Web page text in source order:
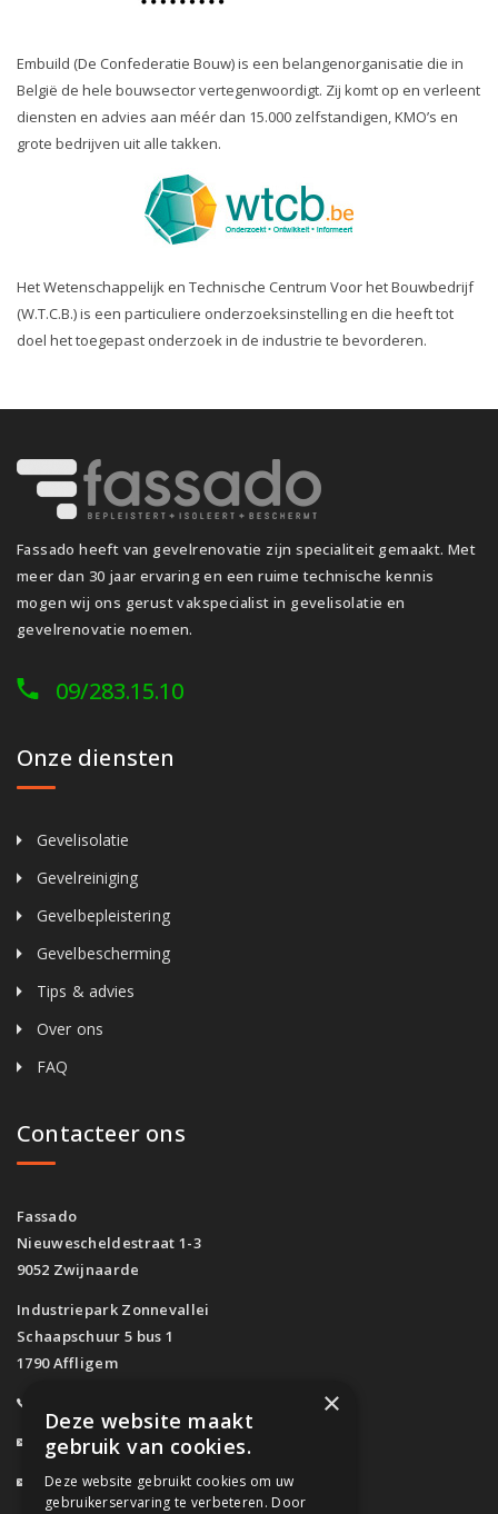
Embuild (De Confederatie Bouw) is een belangenorganisatie die in
België de hele bouwsector vertegenwoordigt. Zij komt op en verleent
diensten en advies aan méér dan 15.000 zelfstandigen, KMO’s en
grote bedrijven uit alle takken.
Het Wetenschappelijk en Technische Centrum Voor het Bouwbedrijf
(W.T.C.B.) is een particuliere onderzoeksinstelling en die heeft tot
doel het toegepast onderzoek in de industrie te bevorderen.
Fassado heeft van gevelrenovatie zijn specialiteit gemaakt. Met
meer dan 30 jaar ervaring en een ruime technische kennis
mogen wij ons gerust vakspecialist in gevelisolatie en
gevelrenovatie noemen.
09/283.15.10
Onze diensten
Gevelisolatie
Gevelreiniging
Gevelbepleistering
Gevelbescherming
Tips & advies
Over ons
FAQ
Contacteer ons
Fassado
Nieuwescheldestraat 1-3
9052 Zwijnaarde
Industriepark Zonnevallei
Schaapschuur 5 bus 1
1790 Affligem
info@fassado.be
BTW: BE 0700.617.934
×
Deze website maakt
gebruik van cookies.
Deze website gebruikt cookies om uw
gebruikerservaring te verbeteren. Door